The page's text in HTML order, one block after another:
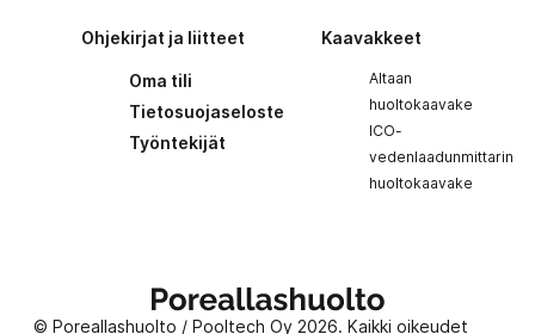
Ohjekirjat ja liitteet
Oma tili
Tietosuojaseloste
Työntekijät
Kaavakkeet
Altaan
huoltokaavake
ICO-
vedenlaadunmittarin
huoltokaavake
Poreallashuolto
© Poreallashuolto / Pooltech Oy 2026. Kaikki oikeudet